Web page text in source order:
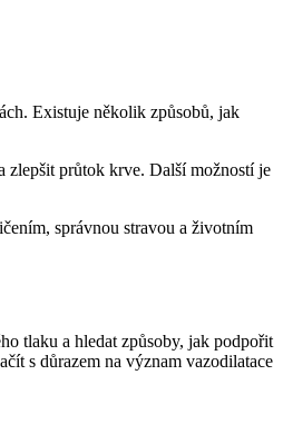
Existuje několik způsobů, jak
zlepšit průtok krve. Další možností je
správnou stravou a životním
tlaku a hledat způsoby, jak podpořit
s důrazem na význam vazodilatace